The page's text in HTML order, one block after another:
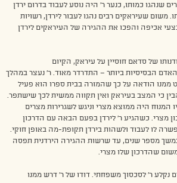
שנהגו כמותו, כנער ר’ היה נוסע לעבוד בדרום ירדן
משום שעיראקים רבים נהגו לעבור לירדן, רשויות
אכיפה והפכו את ההגירה של העיראקים לירדן
של סדאם חוסיין על עיראק, הקיום
האדם הבסיסיות ביותר – התדרדר מאוד. ר’ נעצר במהלך
לסחוט ממנו הודאה על כך שהמורה בבית ספרו הוא פעיל
כי המצב בעיראק ואין תקווה ממשית לכך שישתפר.
המנוח היה ממוצא מצרי וניגש לשגרירות מצרים
מצרי. כשהגיע ר’ לירדן בפעם הבאה עם הדרכון
לו לעבוד ולשהות בירדן תקופת-מה באופן חוקי.
מספר שנים, עד שרשות ההגירה הירדנית תפסה
שהדרכון שלו מצרי.
ר’ לסכסוך משפחתי. דודו של ר’ דרש ממנו